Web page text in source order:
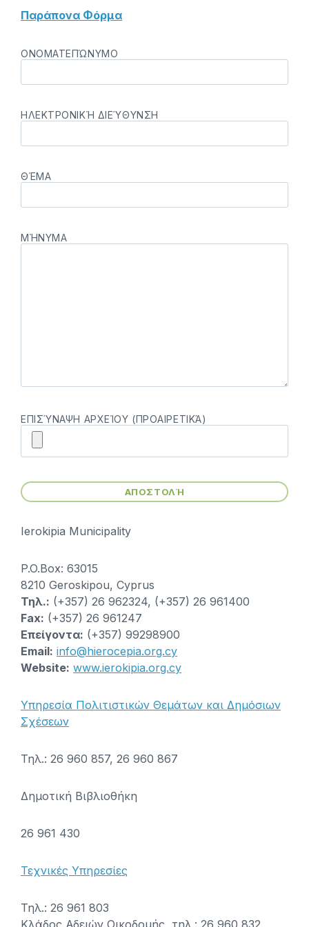
Παράπονα Φόρμα
ΟΝΟΜΑΤΕΠΏΝΥΜΟ
ΗΛΕΚΤΡΟΝΙΚΉ ΔΙΕΎΘΥΝΣΗ
ΘΈΜΑ
ΜΉΝΥΜΑ
ΕΠΙΣΎΝΑΨΗ ΑΡΧΕΊΟΥ (ΠΡΟΑΙΡΕΤΙΚΆ)
Ierokipia Municipality
P.O.Box: 63015
8210 Geroskipou, Cyprus
Τηλ.: (+357) 26 962324, (+357) 26 961400
Fax: (+357) 26 961247
Επείγοντα: (+357) 99298900
Email: info@hierocepia.org.cy
Website: www.ierokipia.org.cy
Υπηρεσία Πολιτιστικών Θεμάτων και Δημόσιων
Σχέσεων
Τηλ.: 26 960 857, 26 960 867
Δημοτική Βιβλιοθήκη
26 961 430
Τεχνικές Υπηρεσίες
Τηλ.: 26 961 803
Κλάδος Αδειών Οικοδομής, τηλ.: 26 960 832